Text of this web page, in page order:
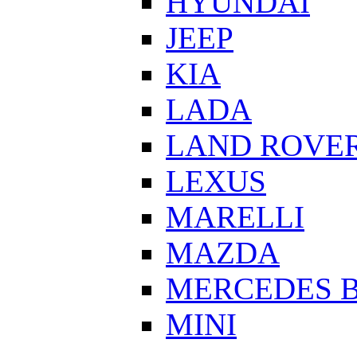
JEEP
KIA
LADA
LAND
LEXUS
MARELLI
MAZDA
MERCEDES
MINI